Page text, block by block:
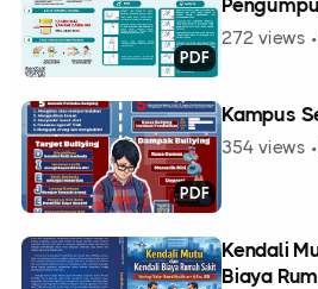
PDF
272 views
PDF
Kampus
354 views
Kendali
Biaya